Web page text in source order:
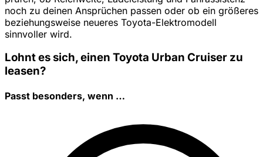
noch zu deinen Ansprüchen passen oder ob ein größeres
beziehungsweise neueres Toyota-Elektromodell
sinnvoller wird.
Lohnt es sich, einen Toyota Urban Cruiser zu
leasen?
Passt besonders, wenn …